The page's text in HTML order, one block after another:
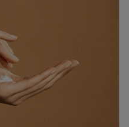
Chiuso
è un salone aperto nel
Una piccola oasi di
quotidiana dove è